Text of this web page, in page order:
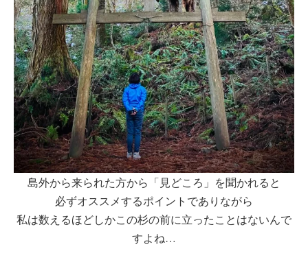
島外から来られた方から「見どころ」を聞かれると
必ずオススメするポイントでありながら
私は数えるほどしかこの杉の前に立ったことはないんで
すよね…